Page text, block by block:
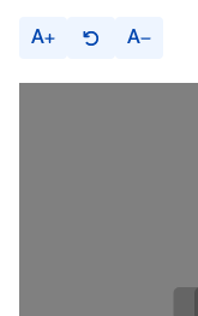
A A